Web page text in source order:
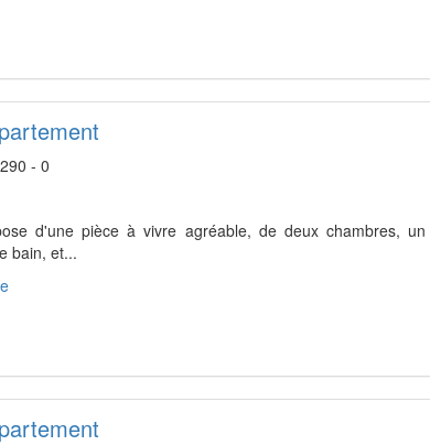
- 0
d'une pièce à vivre agréable, de deux chambres, un
bain, et...